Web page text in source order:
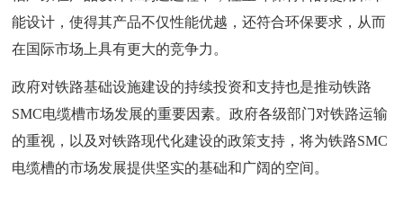
能设计，使得其产品不仅性能优越，还符合环保要求，从而
在国际市场上具有更大的竞争力。
政府对铁路基础设施建设的持续投资和支持也是推动铁路
SMC电缆槽市场发展的重要因素。政府各级部门对铁路运输
的重视，以及对铁路现代化建设的政策支持，将为铁路SMC
电缆槽的市场发展提供坚实的基础和广阔的空间。